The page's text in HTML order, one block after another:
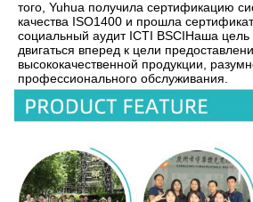
того, Yuhua получила сертификацию
качества ISO1400 и прошла
социальный аудит ICTI BSCIНаша цель
двигаться вперед к цели
высококачественной продукции,
профессионального обслуживания.